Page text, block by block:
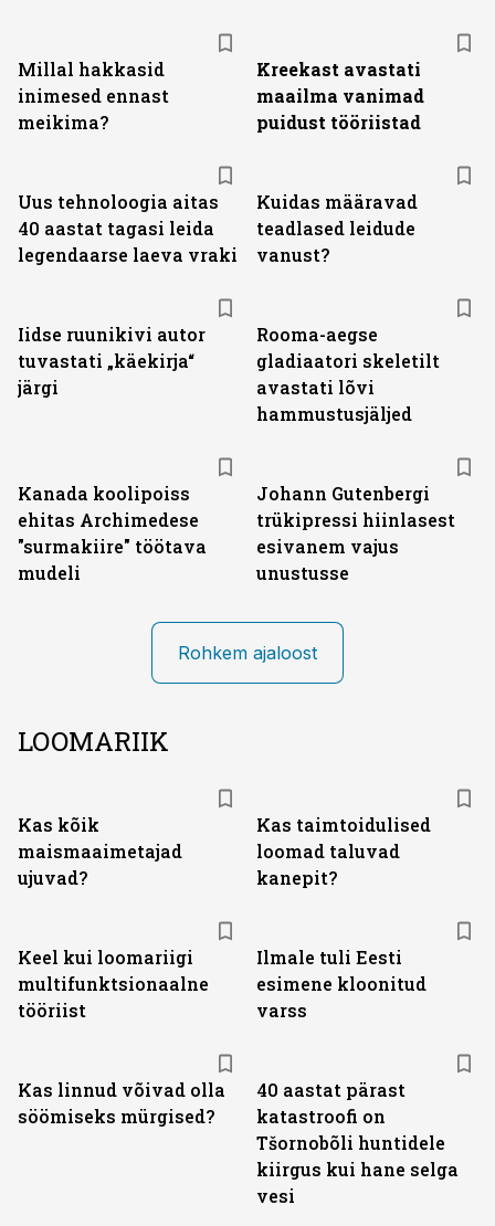
Millal hakkasid
inimesed ennast
meikima?
Kreekast avastati
maailma vanimad
puidust tööriistad
Uus tehnoloogia aitas
40 aastat tagasi leida
legendaarse laeva vraki
Kuidas määravad
teadlased leidude
vanust?
Iidse ruunikivi autor
tuvastati „käekirja“
järgi
Rooma-aegse
gladiaatori skeletilt
avastati lõvi
hammustusjäljed
Kanada koolipoiss
ehitas Archimedese
"surmakiire" töötava
mudeli
Johann Gutenbergi
trükipressi hiinlasest
esivanem vajus
unustusse
Rohkem ajaloost
LOOMARIIK
Kas kõik
maismaaimetajad
ujuvad?
Kas taimtoidulised
loomad taluvad
kanepit?
Keel kui loomariigi
multifunktsionaalne
tööriist
Ilmale tuli Eesti
esimene kloonitud
varss
Kas linnud võivad olla
söömiseks mürgised?
40 aastat pärast
katastroofi on
Tšornobõli huntidele
kiirgus kui hane selga
vesi